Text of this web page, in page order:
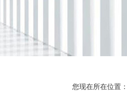
您现在所在位置：